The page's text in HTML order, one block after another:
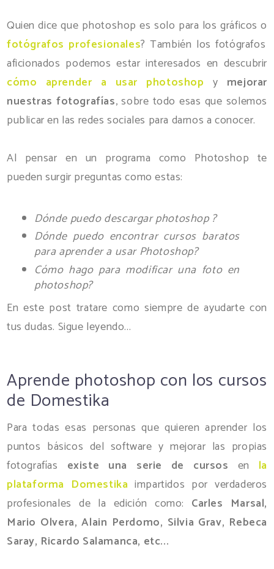
Quien dice que photoshop es solo para los gráficos o
fotógrafos profesionales? También los fotógrafos
aficionados podemos estar interesados en descubrir
cómo aprender a usar photoshop y mejorar
nuestras fotografías, sobre todo esas que solemos
publicar en las redes sociales para darnos a conocer.
Al pensar en un programa como Photoshop te
pueden surgir preguntas como estas:
Dónde puedo descargar photoshop ?
Dónde puedo encontrar cursos baratos
para aprender a usar Photoshop?
Cómo hago para modificar una foto en
photoshop?
En este post tratare como siempre de ayudarte con
tus dudas. Sigue leyendo...
Aprende photoshop con los cursos
de Domestika
Para todas esas personas que quieren aprender los
puntos básicos del software y mejorar las propias
fotografías existe una serie de cursos en la
plataforma Domestika impartidos por verdaderos
profesionales de la edición como: Carles Marsal,
Mario Olvera, Alain Perdomo, Silvia Grav, Rebeca
Saray, Ricardo Salamanca, etc...